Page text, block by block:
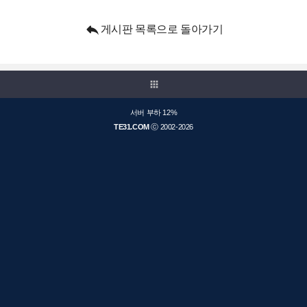
 게시판 목록으로 돌아가기
apps
서버 부하 12%
TE31.COMⓒ 2002-2026